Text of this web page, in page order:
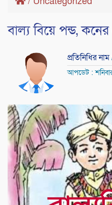
বাল্য বিয়ে পন্ড,
প্রতিনিধির নাম
আপডেট :